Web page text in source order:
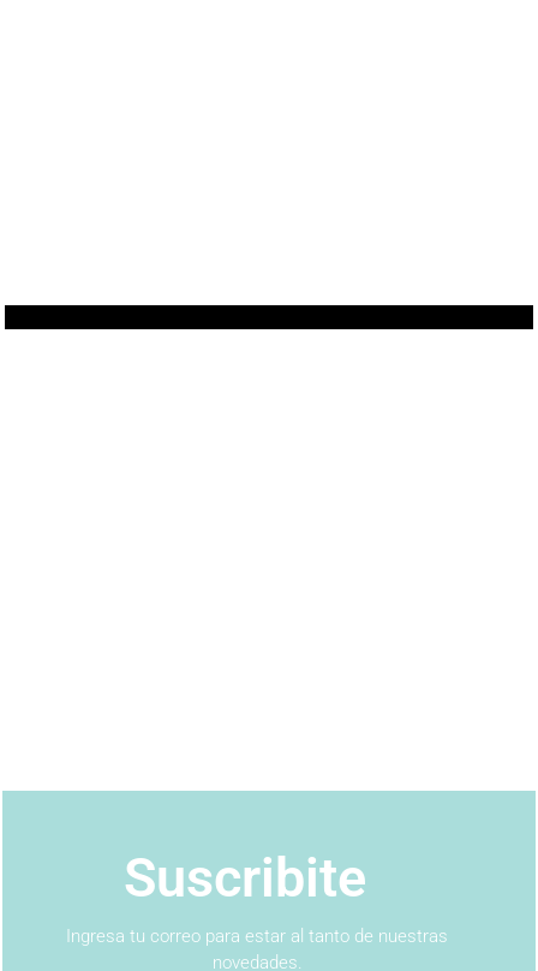
Suscribite
Ingresa tu correo para estar al tanto de nuestras
novedades.